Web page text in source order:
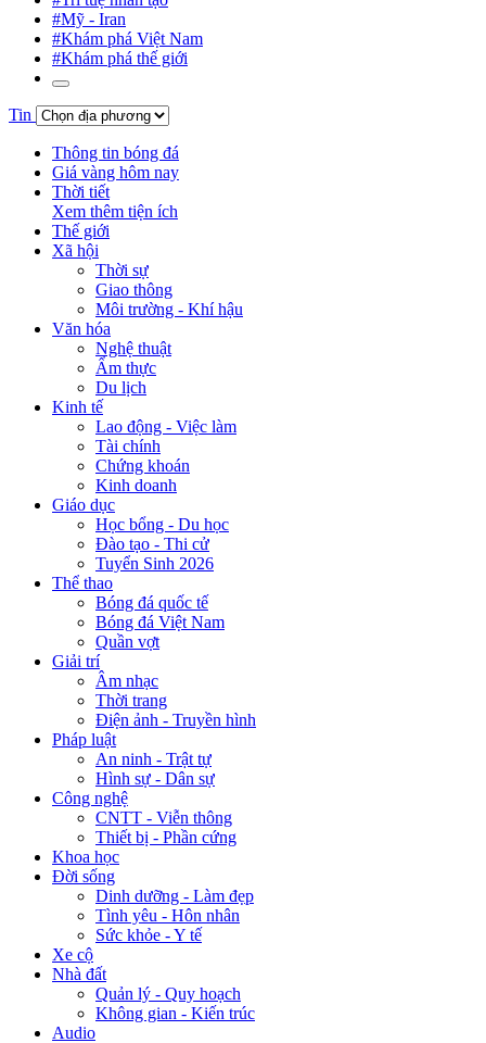
#Mỹ - Iran
#Khám phá Việt Nam
#Khám phá thế giới
Tin
Thông tin bóng đá
Giá vàng hôm nay
Thời tiết
Xem thêm tiện ích
Thế giới
Xã hội
Thời sự
Giao thông
Môi trường - Khí hậu
Văn hóa
Nghệ thuật
Ẩm thực
Du lịch
Kinh tế
Lao động - Việc làm
Tài chính
Chứng khoán
Kinh doanh
Giáo dục
Học bổng - Du học
Đào tạo - Thi cử
Tuyển Sinh 2026
Thể thao
Bóng đá quốc tế
Bóng đá Việt Nam
Quần vợt
Giải trí
Âm nhạc
Thời trang
Điện ảnh - Truyền hình
Pháp luật
An ninh - Trật tự
Hình sự - Dân sự
Công nghệ
CNTT - Viễn thông
Thiết bị - Phần cứng
Khoa học
Đời sống
Dinh dưỡng - Làm đẹp
Tình yêu - Hôn nhân
Sức khỏe - Y tế
Xe cộ
Nhà đất
Quản lý - Quy hoạch
Không gian - Kiến trúc
Audio